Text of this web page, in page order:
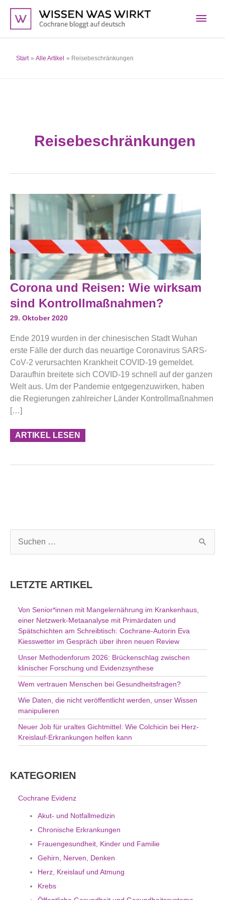
Inhalt
springen
Start Alle Artikel Reisebeschränkungen
Reisebeschränkungen
Corona und Reisen: Wie wirksam
sind Kontrollmaßnahmen?
29. Oktober 2020
Ende 2019 wurden in der chinesischen Stadt Wuhan
erste Fälle der durch das neuartige Coronavirus SARS‐
CoV‐2 verursachten Krankheit COVID-19 gemeldet.
Daraufhin breitete sich COVID-19 schnell auf der ganzen
Welt aus. Um der Pandemie entgegenzuwirken, haben
die Regierungen zahlreicher Länder Kontrollmaßnahmen
[…]
Corona
Und
Reisen:
Wie
Wirksam
Sind
ARTIKEL LESEN
u
e
LETZTE ARTIKEL
Von Senior*innen mit Mangelernährung im Krankenhaus,
einer Netzwerk-Metaanalyse mit Primärdaten und
Spätschichten am Schreibtisch: Cochrane-Autorin Eva
Kiesswetter im Gespräch über ihren neuen Review
Unser Methodenforum 2026: Brückenschlag zwischen
klinischer Forschung und Evidenzsynthese
Wem vertrauen Menschen bei Gesundheitsfragen?
Wie Daten, die nicht veröffentlicht werden, unser Wissen
manipulieren
Neuer Job für uraltes Gichtmittel: Wie Colchicin bei Herz-
Kreislauf-Erkrankungen helfen kann
KATEGORIEN
Cochrane Evidenz
Akut- und Notfallmedizin
Chronische Erkrankungen
Frauengesundheit, Kinder und Familie
Gehirn, Nerven, Denken
Herz, Kreislauf und Atmung
Krebs